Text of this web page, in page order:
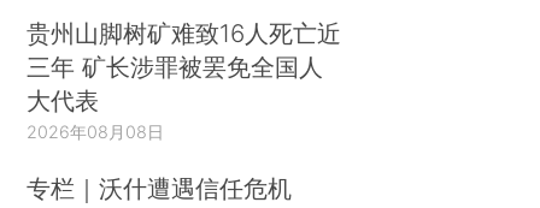
贵州山脚树矿难致16人死亡近
三年 矿长涉罪被罢免全国人
大代表
2026年08月08日
专栏｜沃什遭遇信任危机